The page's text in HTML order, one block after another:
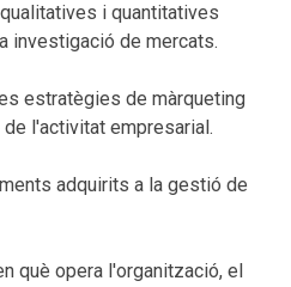
i quantitatives
investigació de mercats.
estratègies de màrqueting
l'activitat empresarial.
adquirits a la gestió de
què opera l'organització, el